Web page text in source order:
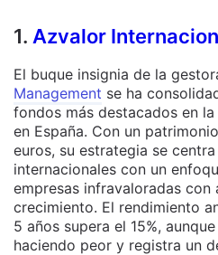
1. Azvalor
El buque insignia de la
Management se ha
fondos más destacados en
en España. Con un
euros, su estrategia se
internacionales con un
empresas infravaloradas
crecimiento. El rendimiento
5 años supera el 15%,
haciendo peor y registra un